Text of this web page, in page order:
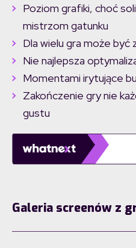
Poziom grafiki, choć
mistrzom gatunku
Dla wielu gra może być
Nie najlepsza
Momentami irytujące
Zakończenie gry nie
gustu
Galeria screenów z